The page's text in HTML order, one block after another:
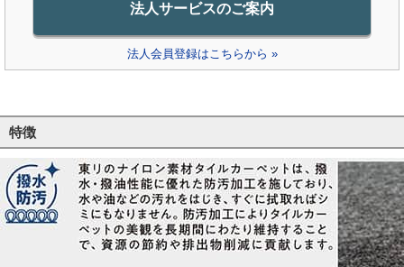
法人サービスのご案内
法人会員登録はこちらから »
特徴